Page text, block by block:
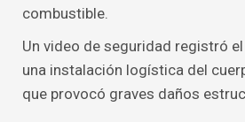
combustible.
Un video de seguridad registró
una instalación logística del
que provocó graves daños